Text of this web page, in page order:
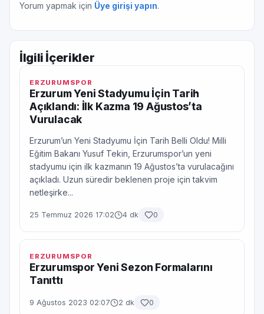
Yorum yapmak için Üye girişi yapın.
İlgili İçerikler
ERZURUMSPOR
Erzurum Yeni Stadyumu İçin Tarih
Açıklandı: İlk Kazma 19 Ağustos’ta
Vurulacak
Erzurum’un Yeni Stadyumu İçin Tarih Belli Oldu! Milli
Eğitim Bakanı Yusuf Tekin, Erzurumspor’un yeni
stadyumu için ilk kazmanın 19 Ağustos’ta vurulacağını
açıkladı. Uzun süredir beklenen proje için takvim
netleşirke...
25 Temmuz 2026 17:02 4 dk 0
ERZURUMSPOR
Erzurumspor Yeni Sezon Formalarını
Tanıttı
9 Ağustos 2023 02:07 2 dk 0